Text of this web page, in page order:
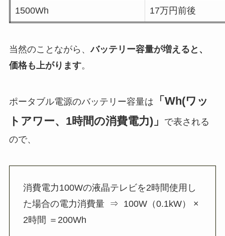
1500Wh 17万円前後
当然のことながら、バッテリー容量が増えると、
価格も上がります。
ポータブル電源のバッテリー容量は
「Wh(ワッ
トアワー、1時間の消費電力)」
で表される
ので、
消費電力100Wの液晶テレビを2時間使用し
た場合の電力消費量 ⇒ 100W（0.1kW） ×
2時間 ＝200Wh